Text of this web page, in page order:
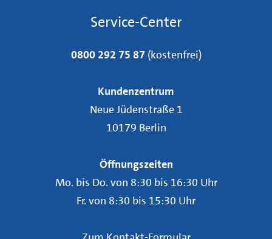
Service-Center
0800 292 75 87 (kostenfrei)
Kundenzentrum
Neue Jüdenstraße 1
10179 Berlin
Öffnungszeiten
Mo. bis Do. von 8:30 bis 16:30 Uhr
Fr. von 8:30 bis 15:30 Uhr